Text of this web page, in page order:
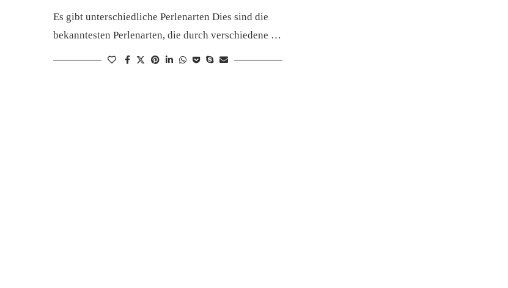
Es gibt unterschiedliche Perlenarten Dies sind die
bekanntesten Perlenarten, die durch verschiedene …